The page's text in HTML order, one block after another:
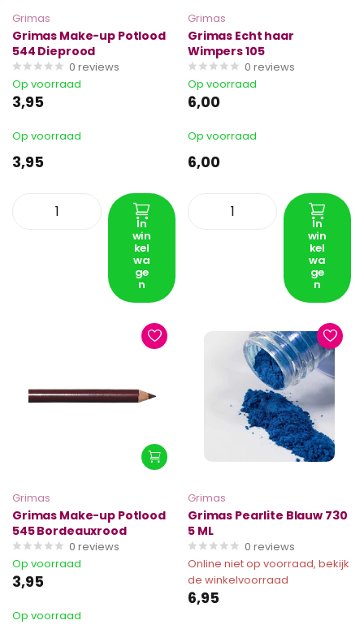
Grimas
Grimas Make-up Potlood
544 Dieprood
0 reviews
Op voorraad
3,95
Op voorraad
3,95
In
win
kel
wa
ge
n
Grimas
Grimas Echt haar
Wimpers 105
0 reviews
Op voorraad
6,00
Op voorraad
6,00
In
win
kel
wa
ge
n
Grimas
Grimas Make-up Potlood
545 Bordeauxrood
0 reviews
Op voorraad
3,95
Op voorraad
Grimas
Grimas Pearlite Blauw 730
5 ML
0 reviews
Online niet op voorraad, bekijk
de winkelvoorraad
6,95